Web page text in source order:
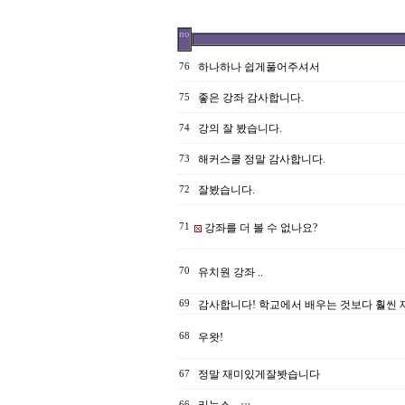
no
76 하나하나 쉽게풀어주셔서
75 좋은 강좌 감사합니다.
74 강의 잘 봤습니다.
73 해커스쿨 정말 감사합니다.
72 잘봤습니다.
71 강좌를 더 볼 수 없나요?
70 유치원 강좌 ..
69 감사합니다! 학교에서 배우는 것보다 훨씬
68 우왓!
67 정말 재미있게잘봣습니다